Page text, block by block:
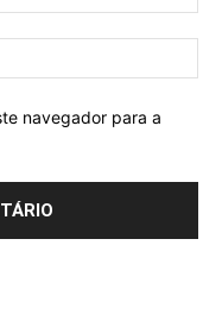
navegador para a